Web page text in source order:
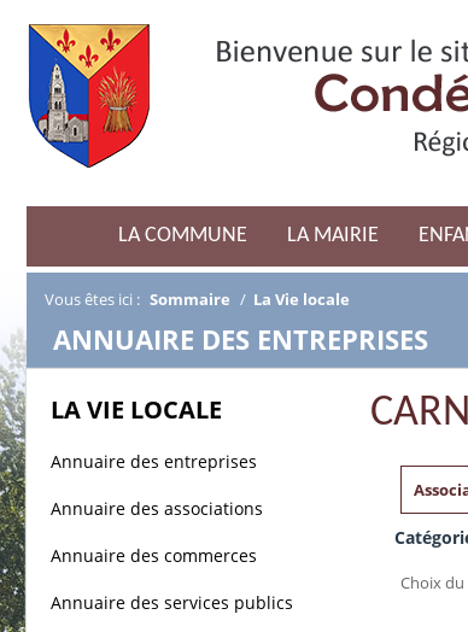
LA COMMUNE LA MAIRIE
Vous êtes ici : Sommaire / La Vie locale
/ ANNUAIRE DES ENTREPRISES
LA VIE LOCALE
Annuaire des entreprises
Annuaire des associations
Annuaire des commerces
Annuaire des services publics
Choix du